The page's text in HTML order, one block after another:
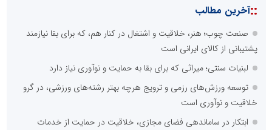
::آخرین مطالب
صنعت چوب؛ هنر، خلاقیت و اشتغال در کنار هم، که برای بقا نیازمند
پشتیبانی از کالای ایرانی است
لبنیات سنتی؛ میراثی که برای بقا به حمایت و نوآوری نیاز دارد
توسعه ورزش‌های رزمی و ترویج هرچه بهتر رشته‌های ورزشی، در گرو
خلاقیت و نوآوری است
ابتکار در ساماندهی فضای مجازی، خلاقیت در حمایت از خدمات